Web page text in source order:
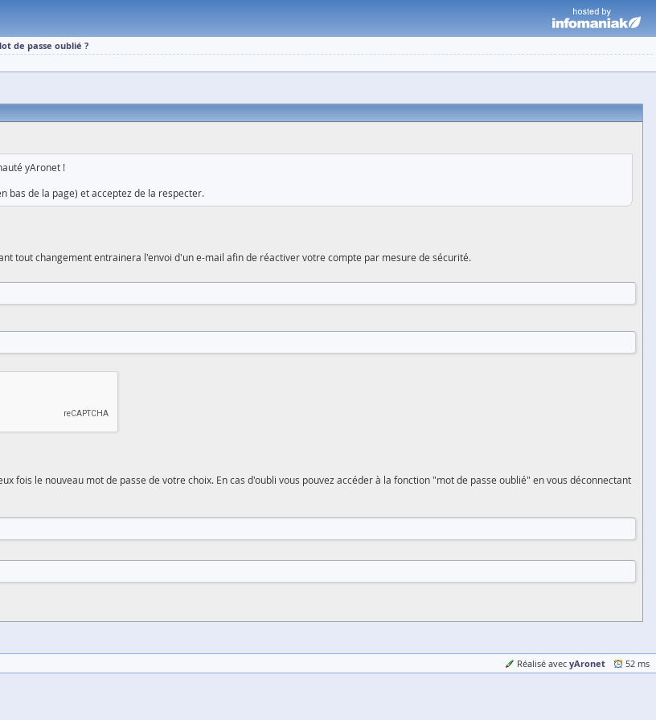
de passe oublié ?
yAronet !
bas de la page) et acceptez de la respecter.
tout changement entrainera l'envoi d'un e-mail afin de réactiver votre compte par mesure de sécurité.
fois le nouveau mot de passe de votre choix. En cas d'oubli vous pouvez accéder à la fonction "mot de passe oublié" en vous déconnectant
Réalisé avec yAronet 52 ms